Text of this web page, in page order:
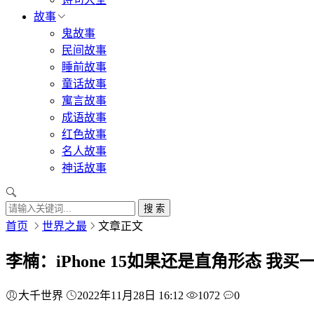
故事
鬼故事
民间故事
睡前故事
童话故事
寓言故事
成语故事
红色故事
名人故事
神话故事
搜 索
首页 世界之最 文章正文
李楠：iPhone 15如果还是直角形态 我买
大千世界 2022年11月28日 16:12 1072 0